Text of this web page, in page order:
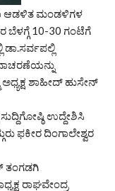
ಆಡಳಿತ ಮಂಡಳಿಗಳ
ಬೆಳಗ್ಗೆ 10-30 ಗಂಟೆಗೆ
ಅಧ್ಯಕ್ಷ ಶಾಹೀದ್ ಹುಸೇನ್
ಉದ್ದೇಶಿಸಿ
ಫಕೀರ ದಿಂಗಾಲೇಶ್ವರ
ತಂಗಡಗಿ
ರಾಘವೇಂದ್ರ